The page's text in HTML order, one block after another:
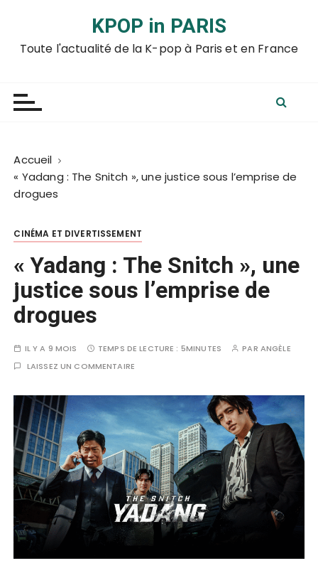
KPOP in PARIS
Toute l'actualité de la K-pop à Paris et en France
Accueil
« Yadang : The Snitch », une justice sous l’emprise de
drogues
CINÉMA ET DIVERTISSEMENT
« Yadang : The Snitch », une
justice sous l’emprise de
drogues
IL Y A 9 MOIS TEMPS DE LECTURE : 5MINUTES PAR ANGÈLE
LAISSEZ UN COMMENTAIRE